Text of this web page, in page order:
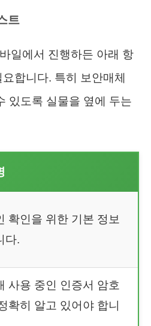
트
일에서 진행하든 아래 항
합니다. 특히 보안매체
있도록 실물을 옆에 두는
확인을 위한 기본 정보
다.
사용 중인 인증서 암호
확히 알고 있어야 합니